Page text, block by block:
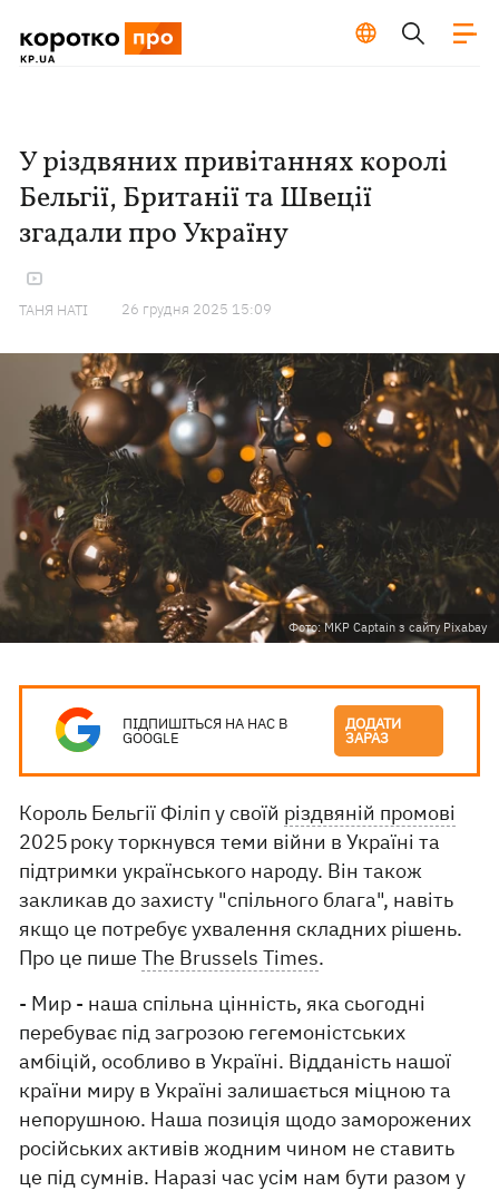
У різдвяних привітаннях королі
Бельгії, Британії та Швеції
згадали про Україну
ТАНЯ НАТІ 26 грудня 2025 15:09
Фото: MKP Captain з сайту Pixabay
ПІДПИШІТЬСЯ НА НАС В
GOOGLE
ДОДАТИ
ЗАРАЗ
Король Бельгії Філіп у своїй різдвяній промові
2025 року торкнувся теми війни в Україні та
підтримки українського народу. Він також
закликав до захисту "спільного блага", навіть
якщо це потребує ухвалення складних рішень.
Про це пишеThe Brussels Times.
- Мир - наша спільна цінність, яка сьогодні
перебуває під загрозою гегемоністських
амбіцій, особливо в Україні. Відданість нашої
країни миру в Україні залишається міцною та
непорушною. Наша позиція щодо заморожених
російських активів жодним чином не ставить
це під сумнів. Наразі час усім нам бути разом у